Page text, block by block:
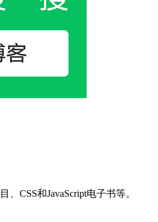
CSS和JavaScript电子书等。